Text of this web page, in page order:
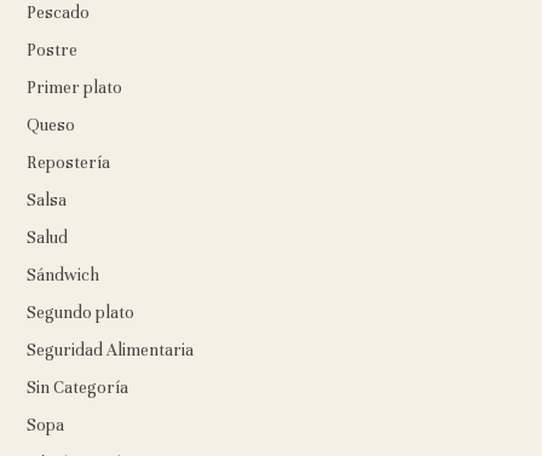
Pescado
Postre
Primer plato
Queso
Repostería
Salsa
Salud
Sándwich
Segundo plato
Seguridad Alimentaria
Sin Categoría
Sopa